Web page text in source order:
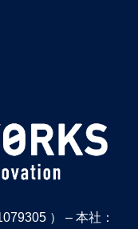
） – 本社：